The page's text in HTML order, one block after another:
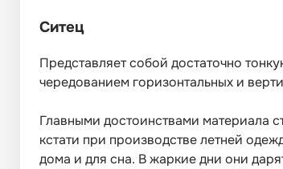
Ситец
Представляет собой достаточно
чередованием горизонтальных и
Главными достоинствами материала
кстати при производстве летней
дома и для сна. В жаркие дни они